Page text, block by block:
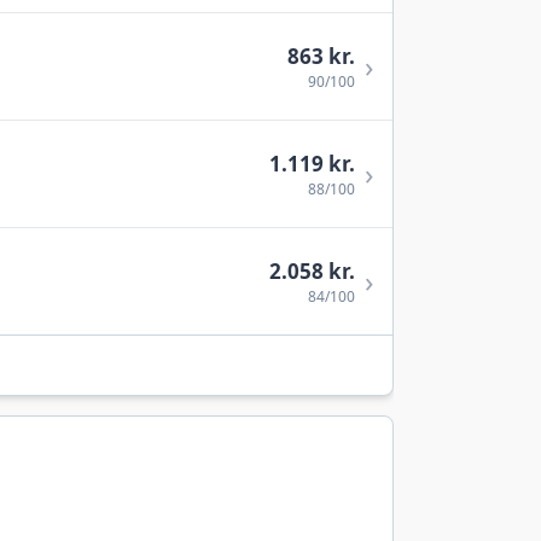
863 kr.
90/100 ›
1.119 kr.
88/100 ›
2.058 kr.
84/100 ›